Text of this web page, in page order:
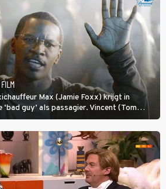
FILM
Max (Jamie Foxx) krijgt in
guy’ als passagier. Vincent (Tom
om hem de stad door te loodsen om een